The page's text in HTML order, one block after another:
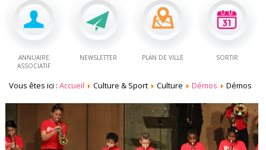
ANNUAIRE
ASSOCIATIF
NEWSLETTER PLAN DE VILLE SORTIR
Vous êtes ici :Accueil Culture & Sport Culture Démos Démos